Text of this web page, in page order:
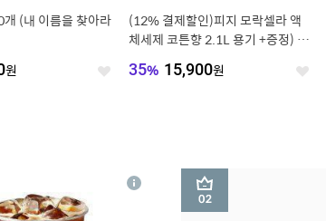
아라
원 좋
(12% 결제할인)피지 모락셀라 액
체세제 코튼향 2.1L 용기 +증정) 부
35% 15,900원 좋
상
2